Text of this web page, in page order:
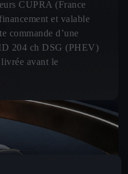
CUPRA (France
et valable
commande d’une
204 ch DSG (PHEV)
avant le